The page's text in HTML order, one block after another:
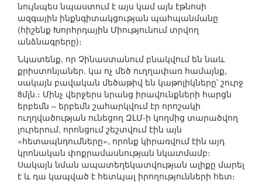
նույնպես նպաստում է այս կամ այն էթնոսի
ազգային ինքնգիտակցության պահպանմանը
(հիշենք Խորհրդային Միությունում տրվող
անձնագրերը)։
Նկատենք, որ Չինաստանում բնակվում են նաև
քրիստոնյաներ. կա ոչ մեծ ուղղափառ համայնք,
սակայն բավական մեծաթիվ են կաթոլիկները՝ շուրջ
8մլն.։ Մինչ վերջերս նրանց իրավունքների հարցն
երբեմն – երբեմն շահարկվում էր որոշակի
ուղղվածության ունեցող ԶԼՄ-ի կողմից տարածվող
լուրերում, որոնցում շեշտվում էին այն
«հետապնդումները», որոնք կիրառվում էին այդ
կրոնական փոքրամասնության նկատմամբ։
Սակայն նման ապատեղեկատվության ալիքը մարել
է և դա կապված է հետևյալ իրողությունների հետ։